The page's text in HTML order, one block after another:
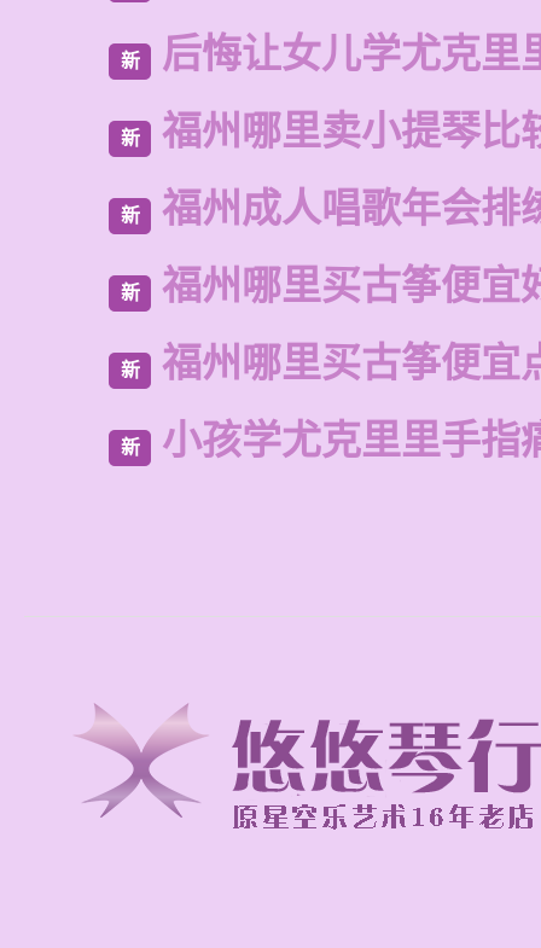
新 后悔让女儿学尤克里
新 福州哪里卖小提琴比
新 福州成人唱歌年会排
新 福州哪里买古筝便宜
新 福州哪里买古筝便宜
新 小孩学尤克里里手指